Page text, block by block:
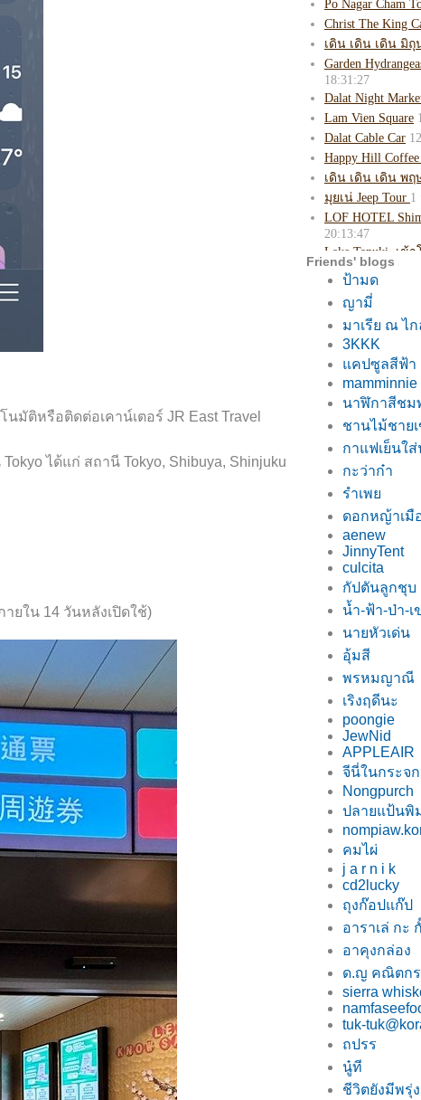
ติหรือติดต่อเคาน์เตอร์ JR East Travel
ได้แก่ สถานี Tokyo, Shibuya, Shinjuku
ยใน 14 วันหลังเปิดใช้)
Friends' blogs
ป้ามด
ญามี่
มาเรีย ณ ไ
3KKK
คปซูลสีฟ้า
mamminnie
นาฬิกาสีชม
ชานไม้ชาย
กาแฟเย็นใ
กะว่าก๋า
รำเพ
ดอกหญ้าเมื
aenew
JinnyTent
culcita
กัปตันลูกชุบ
น้ำ-ฟ้า-ป่า-เ
นายหัวเด่น
อุ้มสี
พรหมญาณี
เริงฤดีนะ
poongie
JewNid
APPLEAIR
จีนี่ในกระจ
Nongpurch
ปลายแป้นพิ
คมไผ่
j a r n i k
cd2lucky
ถุงก๊อปแก๊ป
อาราเล่ กะ
อาคุงกล่อง
ด.ญ คณิตกร
sierra
tuk-
ถปรร
นู๋ที
ชีวิตยังมีพรุ่